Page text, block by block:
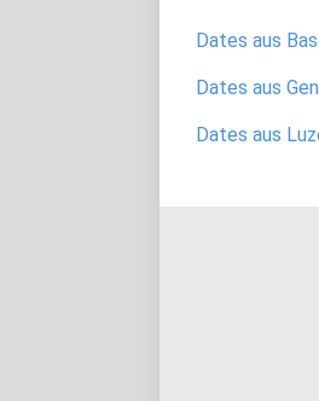
Dates aus
Dates aus
Dates aus